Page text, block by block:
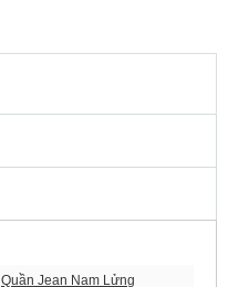
Quần Jean Nam Lửng